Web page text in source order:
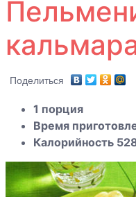
Карп
фаршированный
грибами
Карп
Картофель
фаршированный
сельдью
Креветки и
Поделиться
1 порция
Время
Калорийность